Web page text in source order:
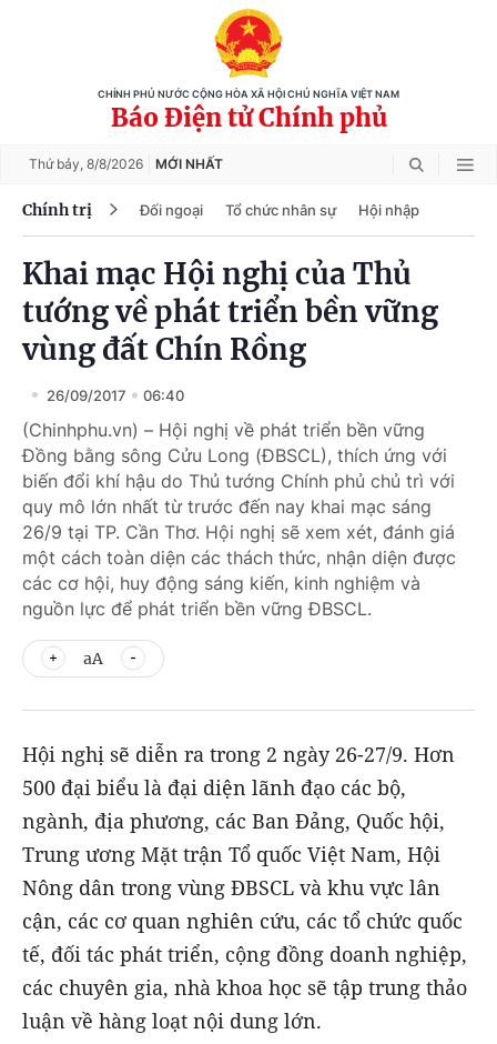
CHÍNH PHỦ NƯỚC CỘNG HÒA XÃ HỘI CHỦ NGHĨA VIỆT NAM
Báo Điện tử Chính phủ
Thứ bảy, 8/8/2026 MỚI NHẤT
Chính trị Đối ngoại Tổ chức nhân sự Hội nhập
Khai mạc Hội nghị của Thủ
tướng về phát triển bền vững
vùng đất Chín Rồng
26/09/2017 06:40
(Chinhphu.vn) – Hội nghị về phát triển bền vững
Đồng bằng sông Cửu Long (ĐBSCL), thích ứng với
biến đổi khí hậu do Thủ tướng Chính phủ chủ trì với
quy mô lớn nhất từ trước đến nay khai mạc sáng
26/9 tại TP. Cần Thơ. Hội nghị sẽ xem xét, đánh giá
một cách toàn diện các thách thức, nhận diện được
các cơ hội, huy động sáng kiến, kinh nghiệm và
nguồn lực để phát triển bền vững ĐBSCL.
aA
Hội nghị sẽ diễn ra trong 2 ngày 26-27/9. Hơn
500 đại biểu là đại diện lãnh đạo các bộ,
ngành, địa phương, các Ban Đảng, Quốc hội,
Trung ương Mặt trận Tổ quốc Việt Nam, Hội
Nông dân trong vùng ĐBSCL và khu vực lân
cận, các cơ quan nghiên cứu, các tổ chức quốc
tế, đối tác phát triển, cộng đồng doanh nghiệp,
các chuyên gia, nhà khoa học sẽ tập trung thảo
luận về hàng loạt nội dung lớn.